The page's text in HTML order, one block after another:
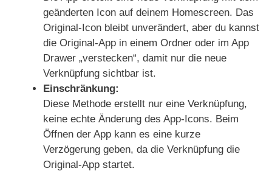
geänderten Icon auf deinem Homescreen. Das
Original-Icon bleibt unverändert, aber du kannst
die Original-App in einem Ordner oder im App
Drawer „verstecken“, damit nur die neue
Verknüpfung sichtbar ist.
Einschränkung:
Diese Methode erstellt nur eine Verknüpfung,
keine echte Änderung des App-Icons. Beim
Öffnen der App kann es eine kurze
Verzögerung geben, da die Verknüpfung die
Original-App startet.